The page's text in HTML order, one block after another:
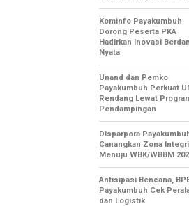
Kominfo Payakumbuh
Dorong Peserta PKA
Hadirkan Inovasi
Nyata
Unand dan Pemko
Payakumbuh Perkuat
Rendang Lewat
Pendampingan
Disparpora
Canangkan Zona
Menuju WBK/WBBM
Antisipasi Bencana,
Payakumbuh Cek
dan Logistik